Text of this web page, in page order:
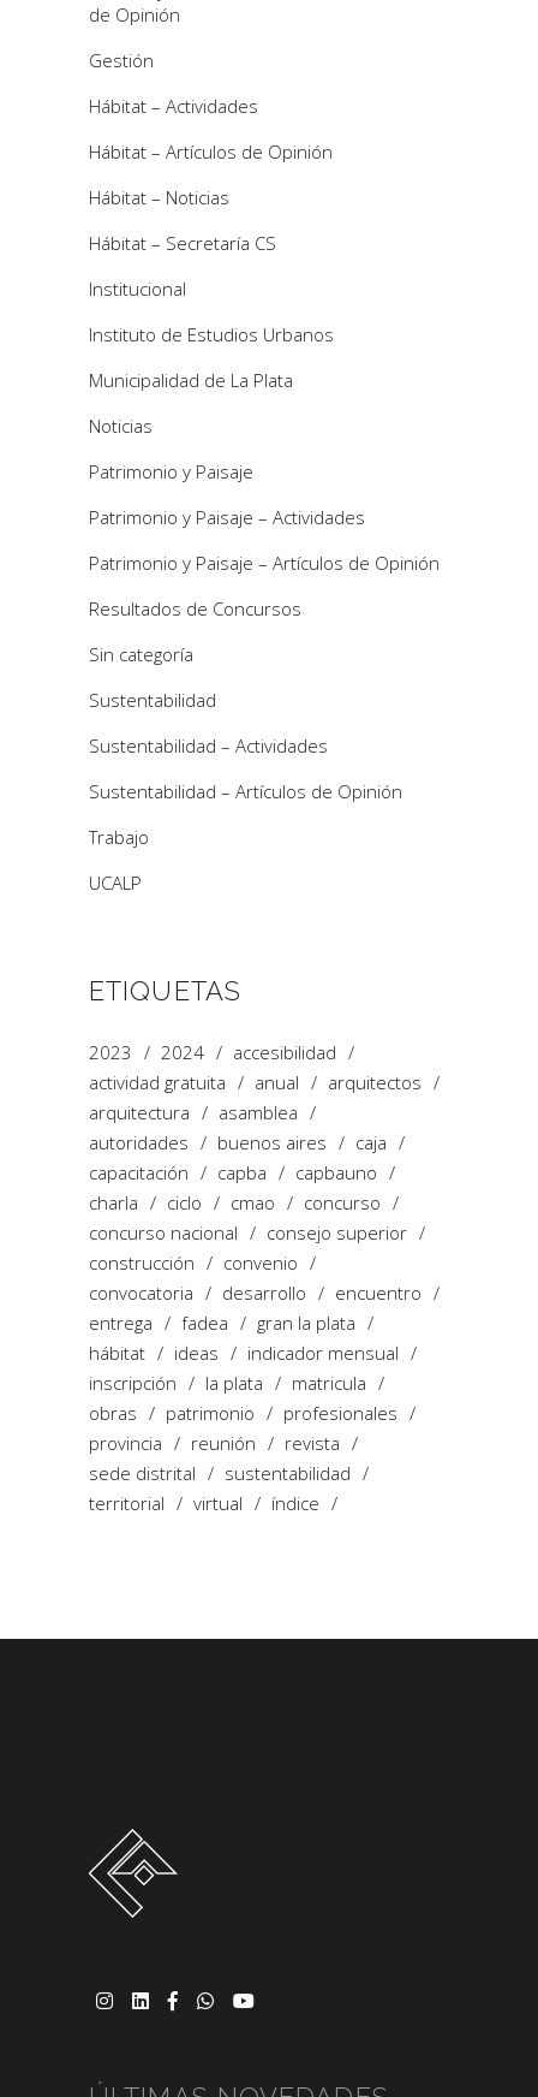
de Opinión
Gestión
Hábitat – Actividades
Hábitat – Artículos de Opinión
Hábitat – Noticias
Hábitat – Secretaría CS
Institucional
Instituto de Estudios Urbanos
Municipalidad de La Plata
Noticias
Patrimonio y Paisaje
Patrimonio y Paisaje – Actividades
Patrimonio y Paisaje – Artículos de Opinión
Resultados de Concursos
Sin categoría
Sustentabilidad
Sustentabilidad – Actividades
Sustentabilidad – Artículos de Opinión
Trabajo
UCALP
ETIQUETAS
2023 2024
accesibilidad
actividad gratuita
anual
arquitectos
arquitectura
asamblea
autoridades
buenos aires
caja
capacitación
capba
capbauno
charla
ciclo cmao
concurso
concurso nacional
consejo superior
construcción
convenio
convocatoria
desarrollo
encuentro
entrega
fadea
gran la plata
hábitat
ideas
indicador mensual
inscripción
la plata
matricula
obras
patrimonio
profesionales
provincia
reunión
revista
sede distrital
sustentabilidad
territorial
virtual índice